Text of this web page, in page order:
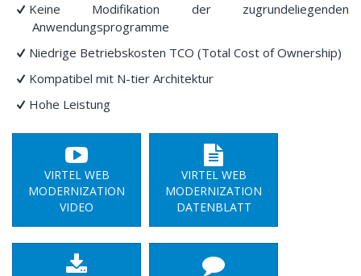
Keine Modifikation der zugrundeliegenden
Anwendungsprogramme
Niedrige Betriebskosten TCO (Total Cost of Ownership)
Kompatibel mit N-tier Architektur
Hohe Leistung
VIRTEL WEB
MODERNIZATION
VIDEO
VIRTEL WEB
MODERNIZATION
DATENBLATT